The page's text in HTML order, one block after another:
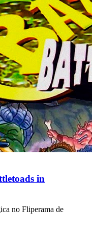
in
no Fliperama de